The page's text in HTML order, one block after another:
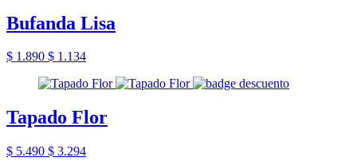
Bufanda Lisa
$ 1.890 $ 1.134
Tapado Flor
$ 5.490 $ 3.294